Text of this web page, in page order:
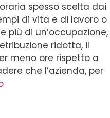
spesso scelta dai
di vita e di lavoro o
più di un’occupazione,
ridotta, il
meno ore rispetto a
che l’azienda, per